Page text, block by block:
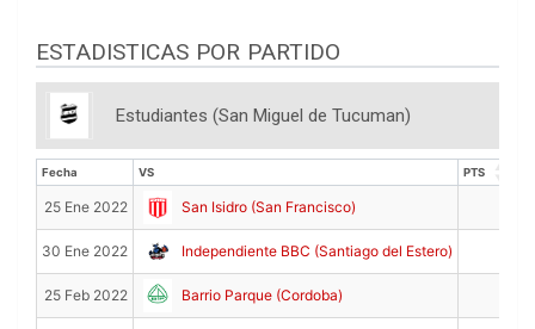
ESTADISTICAS POR PARTIDO
Estudiantes (San Miguel de Tucuman)
Fecha VS PTS
25 Ene 2022 San Isidro (San Francisco)
30 Ene 2022 Independiente BBC (Santiago del Estero)
25 Feb 2022 Barrio Parque (Cordoba)